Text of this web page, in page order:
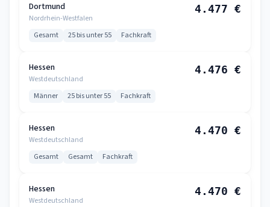
Dortmund
Nordrhein-Westfalen
4.477 €
Gesamt 25 bis unter 55 Fachkraft
Hessen
Westdeutschland
4.476 €
Männer 25 bis unter 55 Fachkraft
Hessen
Westdeutschland
4.470 €
Gesamt Gesamt Fachkraft
Hessen
Westdeutschland
4.470 €